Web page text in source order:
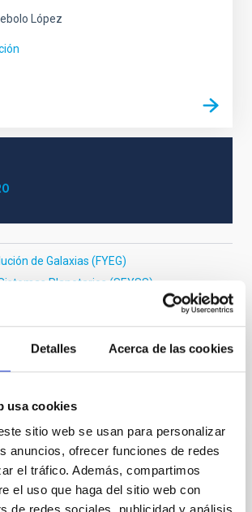
Detalles Acerca de las cookies
usa cookies
sitio web se usan para personalizar
anuncios, ofrecer funciones de redes
el tráfico. Además, compartimos
el uso que haga del sitio web con
López
de Galaxias (FYEG)
Planetarios (SEYSS)
(FEEI)
Astrometría
Alignment with Dense